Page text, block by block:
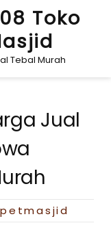
Toko
Tebal Murah
Jual